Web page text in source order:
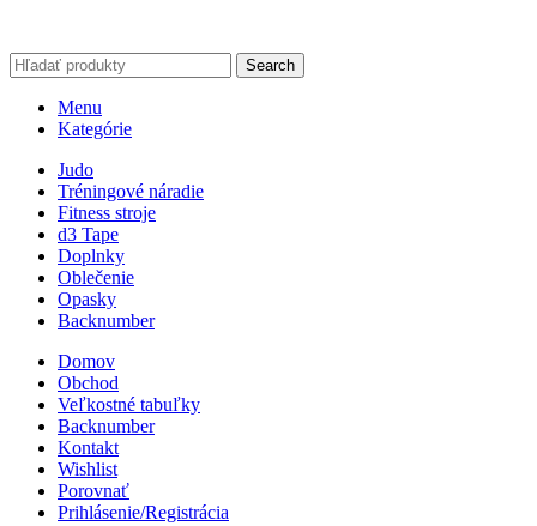
Search
Menu
Kategórie
Judo
Tréningové náradie
Fitness stroje
d3 Tape
Doplnky
Oblečenie
Opasky
Backnumber
Domov
Obchod
Veľkostné tabuľky
Backnumber
Kontakt
Wishlist
Porovnať
Prihlásenie/Registrácia